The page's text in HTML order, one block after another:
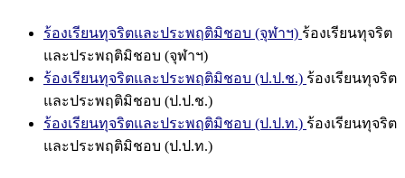
ร้องเรียนทุจริตและประพฤติมิชอบ (จุฬาฯ) ร้องเรียนทุจริต
และประพฤติมิชอบ (จุฬาฯ)
ร้องเรียนทุจริตและประพฤติมิชอบ (ป.ป.ช.) ร้องเรียนทุจริต
และประพฤติมิชอบ (ป.ป.ช.)
ร้องเรียนทุจริตและประพฤติมิชอบ (ป.ป.ท.) ร้องเรียนทุจริต
และประพฤติมิชอบ (ป.ป.ท.)